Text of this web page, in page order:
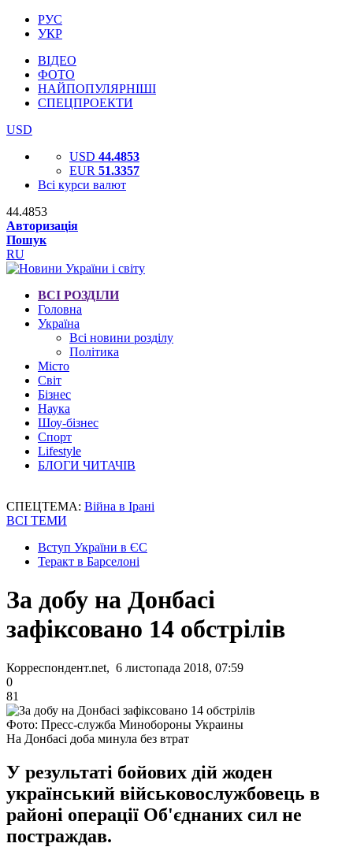
РУС
УКР
ВІДЕО
ФОТО
НАЙПОПУЛЯРНІШІ
СПЕЦПРОЕКТИ
USD
USD 44.4853
EUR 51.3357
Всі курси валют
44.4853
Авторизація
Пошук
RU
ВСІ РОЗДІЛИ
Головна
Україна
Всі новини розділу
Політика
Місто
Світ
Бізнес
Наука
Шоу-бізнес
Спорт
Lifestyle
БЛОГИ ЧИТАЧІВ
СПЕЦТЕМА: Війна в Ірані
ВСІ ТЕМИ
Вступ України в ЄС
Теракт в Барселоні
За добу на Донбасі
зафіксовано 14 обстрілів
Корреспондент.net, 6 листопада 2018, 07:59
0
81
Фото: Пресс-служба Минобороны Украины
На Донбасі доба минула без втрат
У результаті бойових дій жоден
український військовослужбовець в
районі операції Об'єднаних сил не
постраждав.